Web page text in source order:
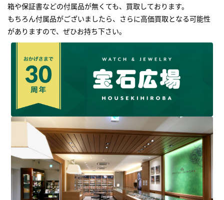
箱や保証書などの付属品が無くても、買取しております。
もちろん付属品がございましたら、さらに高価買取となる可能性
がありますので、ぜひお持ち下さい｡